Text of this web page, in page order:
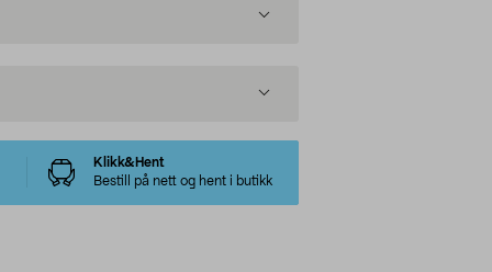
Klikk&Hent
Bestill på nett og hent i butikk